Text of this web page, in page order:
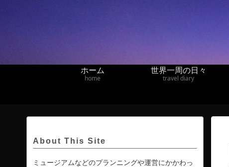
ホーム
home
世界一周の日々
travel diary
About This Site
ミュージアムなどのプランニングや運営にかかわっ